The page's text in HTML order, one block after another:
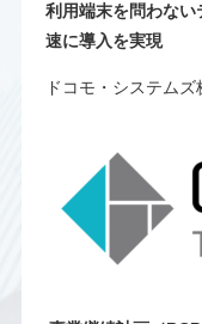
利用端末を問わな
速に導入を実現
ドコモ・システム